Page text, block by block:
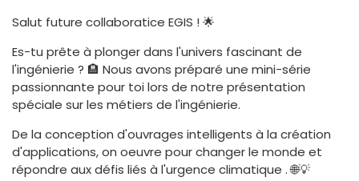
Salut future collaboratice EGIS ! 🌟
Es-tu prête à plonger dans l'univers fascinant de
l'ingénierie ? 🏨 Nous avons préparé une mini-série
passionnante pour toi lors de notre présentation
spéciale sur les métiers de l'ingénierie.
De la conception d'ouvrages intelligents à la création
d'applications, on oeuvre pour changer le monde et
répondre aux défis liés à l'urgence climatique . 🌐💡